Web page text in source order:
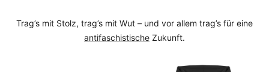
Trag’s mit Stolz, trag’s mit Wut – und vor allem trag’s für eine
antifaschistische Zukunft.